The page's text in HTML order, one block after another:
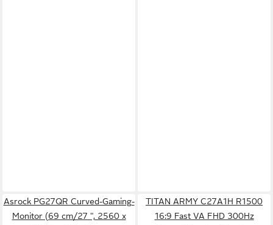
Asrock PG27QR Curved-Gaming-
Monitor (69 cm/27 ", 2560 x
TITAN ARMY C27A1H R1500
16:9 Fast VA FHD 300Hz